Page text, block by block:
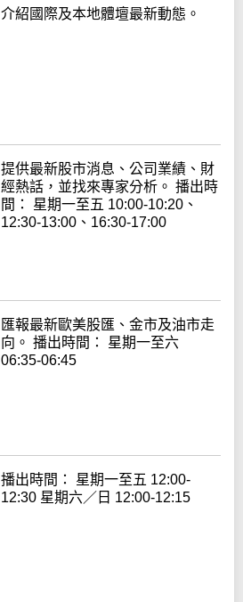
介紹國際及本地體壇最新動態。
提供最新股市消息、公司業績、財
經熱話，並找來專家分析。 播出時
間： 星期一至五 10:00-10:20、
12:30-13:00、16:30-17:00
匯報最新歐美股匯、金市及油市走
向。 播出時間： 星期一至六
06:35-06:45
播出時間： 星期一至五 12:00-
12:30 星期六／日 12:00-12:15